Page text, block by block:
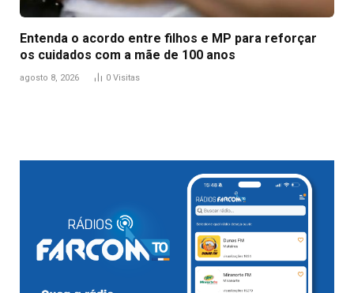
Entenda o acordo entre filhos e MP para reforçar
os cuidados com a mãe de 100 anos
agosto 8, 2026 0 Visitas